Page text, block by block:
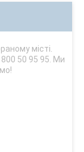
місті.
50 95 95. Ми